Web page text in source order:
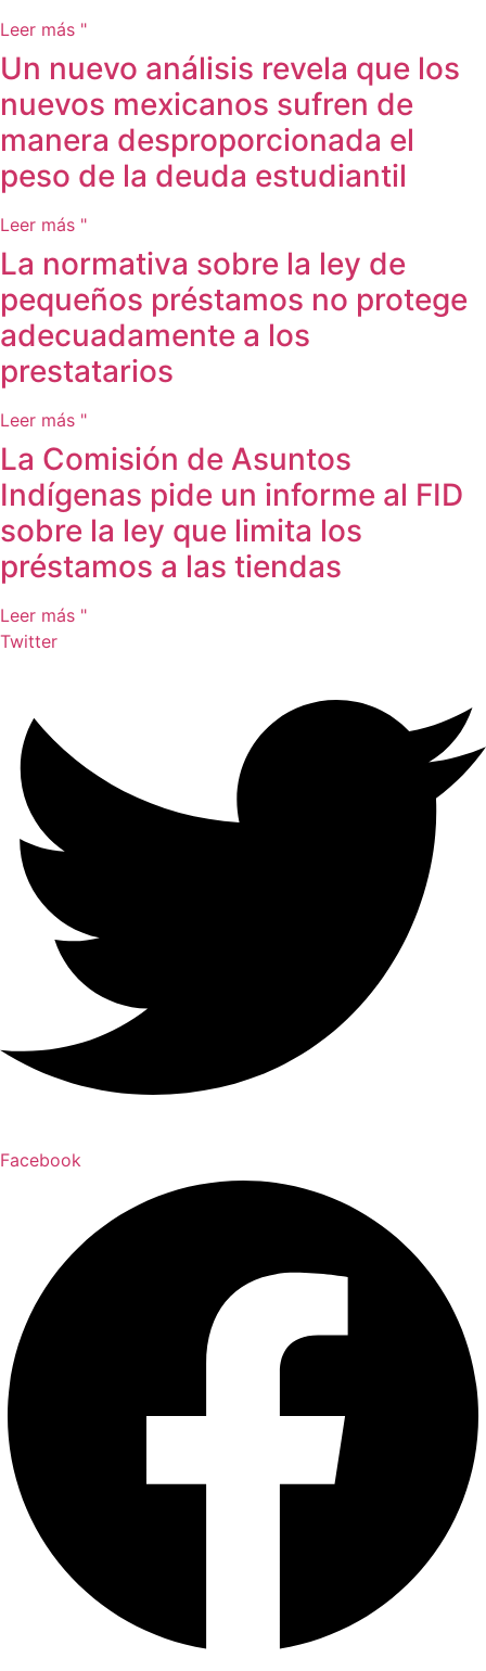
Leer más "
Un nuevo análisis revela que los
nuevos mexicanos sufren de
manera desproporcionada el
peso de la deuda estudiantil
Leer más "
La normativa sobre la ley de
pequeños préstamos no protege
adecuadamente a los
prestatarios
Leer más "
La Comisión de Asuntos
Indígenas pide un informe al FID
sobre la ley que limita los
préstamos a las tiendas
Leer más "
Twitter
Facebook